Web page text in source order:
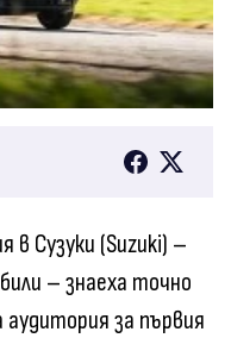
Сузуки (Suzuki) –
– знаеха точно
за първия